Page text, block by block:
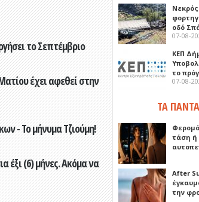
το Σεπτέμβριο
έχει αφεθεί στην
- Το μήνυμα Τζιούμη!
έξι (6) μήνες. Ακόμα να
οδό
07-08-
ΚΕΠ
το
07-08-
ΤΑ
τάση ή
After
την